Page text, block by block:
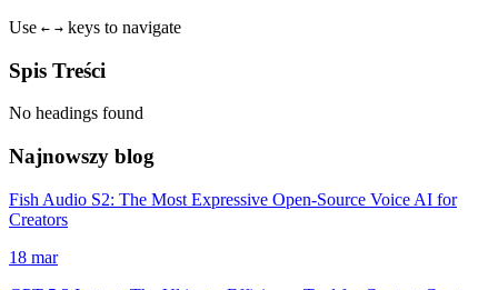
Use ← → keys to navigate
Spis Treści
No headings found
Najnowszy blog
Fish Audio S2: The Most Expressive Open-Source Voice AI for
Creators
18 mar